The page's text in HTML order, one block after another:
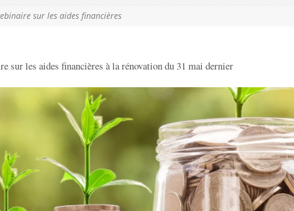
sur les aides financières
sur les aides financières à la rénovation du 31 mai dernier